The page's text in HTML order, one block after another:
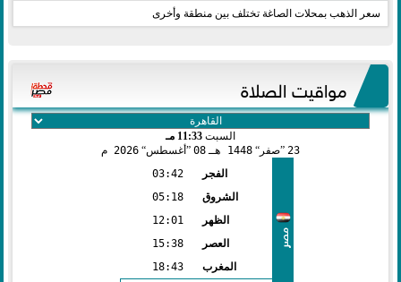
سعر الذهب بمحلات الصاغة تختلف بين منطقة وأخرى
مواقيت الصلاة
السبت 11:33 مـ
23
صفر 1448 هـ 08 أغسطس 2026 م
مصر
الفجر
03:42
الشروق
05:18
الظهر
12:01
العصر
15:38
المغرب
18:43